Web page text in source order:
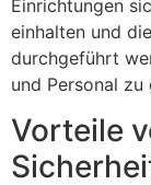
Einrichtungen
einhalten und
durchgeführt
und Personal zu
Vorteile